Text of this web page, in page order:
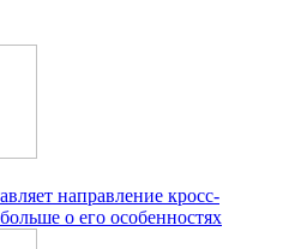
направление кросс-
о его особенностях